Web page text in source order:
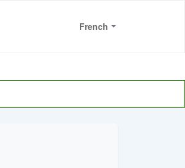
French